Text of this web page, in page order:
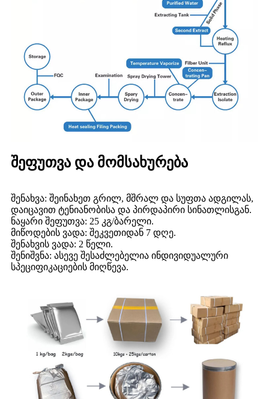
შეფუთვა და მომსახურება
შენახვა: შეინახეთ გრილ, მშრალ და სუფთა ადგილას,
დაიცავით ტენიანობისა და პირდაპირი სინათლისგან.
ნაყარი შეფუთვა: 25 კგ/ბარელი.
მიწოდების ვადა: შეკვეთიდან 7 დღე.
შენახვის ვადა: 2 წელი.
შენიშვნა: ასევე შესაძლებელია ინდივიდუალური
სპეციფიკაციების მიღწევა.